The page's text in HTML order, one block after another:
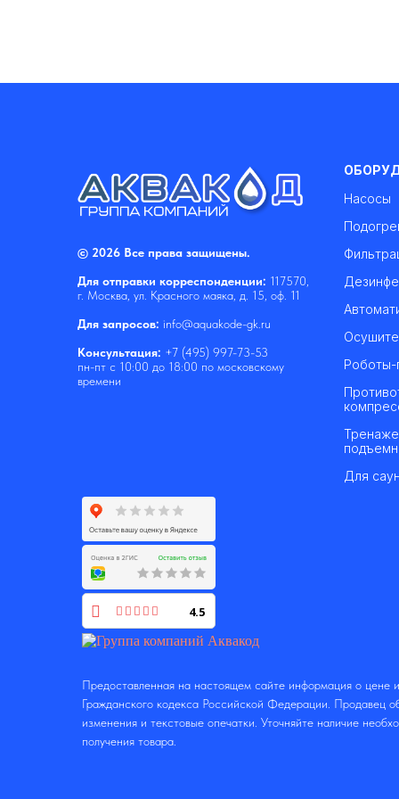
© 2026 Все права защищены.
Для отправки корреспонденции: 117570,
г. Москва, ул. Красного маяка, д. 15, оф. 11
Для запросов: info@aquakode-gk.ru
Консультация: +7 (495) 997-73-53
пн-пт с 10:00 до 18:00 по московскому
времени
Насосы
Для
4.5
Предоставленная на настоящем сайте информация о цене
Гражданского кодекса Российской Федерации. Продавец
изменения и текстовые опечатки. Уточняйте наличие
получения товара.